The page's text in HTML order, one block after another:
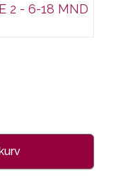
2 - 6-18 MND